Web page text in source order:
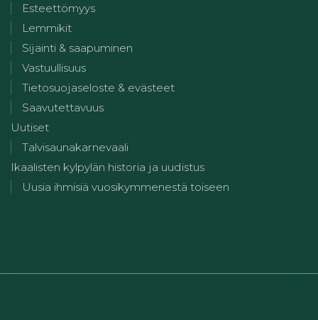
Esteettömyys
Lemmikit
Sijainti & saapuminen
Vastuullisuus
Tietosuojaseloste & evästeet
Saavutettavuus
Uutiset
Talvisaunakarnevaali
Ikaalisten kylpylän historia ja uudistus
Uusia ihmisiä vuosikymmenestä toiseen